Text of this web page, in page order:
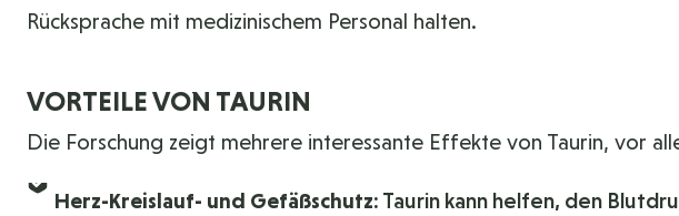
Rücksprache mit medizinischem Personal halten.
VORTEILE VON TAURIN
Die Forschung zeigt mehrere interessante Effekte von Taurin, vor
Herz-Kreislauf- und Gefäßschutz: Taurin kann helfen, den